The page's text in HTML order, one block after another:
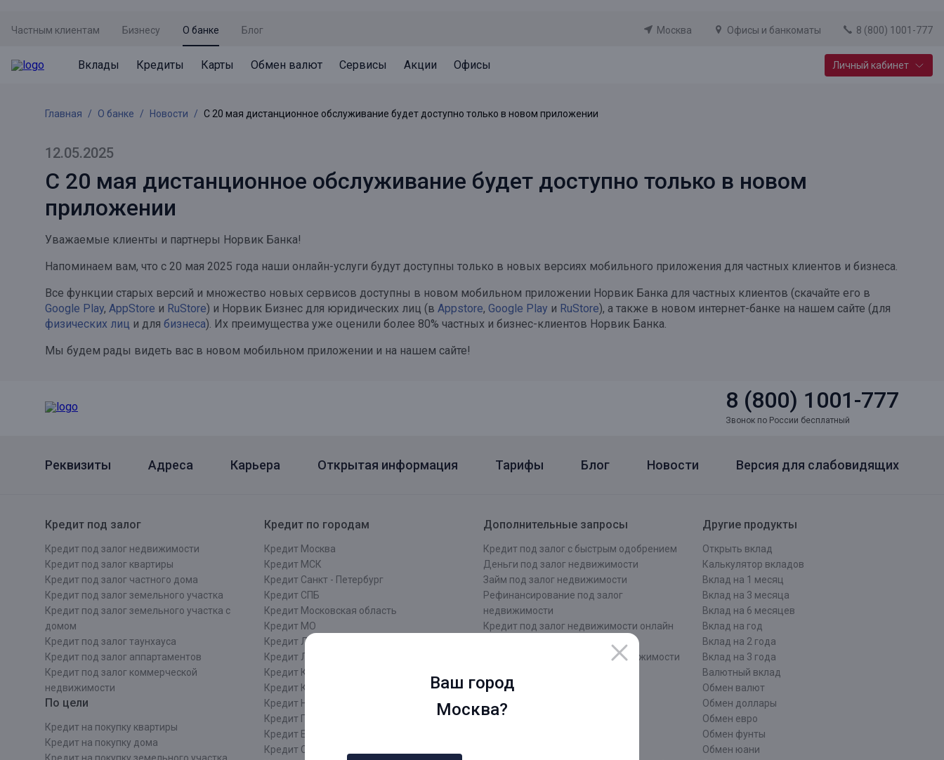
Ваш город
Москва?
Частным клиентам Бизнесу О банке Блог Москва Офисы и банкоматы 8 (800) 1001-777
Вклады
Не упусти момент
Просто вклад
Накопительный
Пенсионер
Валютный плюс
Онлайн
Система страхования вкладов
Архив вкладов
Кредиты
Кредит под залог недвижимости
Рефинансирование
Кредит на автомобиль
Кредит на строительство
Все кредиты
Привилегии для клиентов
Реструктуризация
Карты
Дебетовая карта с пакетом услуг
Премиальная карта Mir Supreme
Пенсионная карта
Все карты
Документы
Кешбэк
Обмен валют
Курсы валют
Бронирование валюты
Курсы валют ЦБ
Сервисы
Оплата кредита
Оценка недвижимости
Подбор новой недвижимости
Система быстрых платежей
Регистрация в ЕБС
Удаленная идентификация
Мобильное приложение
Акции
Акция «Приведи друга»
Акция «Ставка на бизнес»
Офисы Личный кабинет
Главная О банке Новости С 20 мая дистанционное обслуживание будет доступно только в новом приложении
12.05.2025
С 20 мая дистанционное обслуживание будет доступно только в новом
приложении
Уважаемые клиенты и партнеры Норвик Банка!
Напоминаем вам, что с 20 мая 2025 года наши онлайн-услуги будут доступны только в новых версиях мобильного приложения для частных клиентов и бизнеса.
Все функции старых версий и множество новых сервисов доступны в новом мобильном приложении Норвик Банка для частных клиентов (скачайте его в
Google Play, AppStore и RuStore) и Норвик Бизнес для юридических лиц (в Appstore, Google Play и RuStore), а также в новом интернет-банке на нашем сайте (для
физических лиц и для бизнеса). Их преимущества уже оценили более 80% частных и бизнес-клиентов Норвик Банка.
Мы будем рады видеть вас в новом мобильном приложении и на нашем сайте!
8 (800) 1001-777
Звонок по России бесплатный
Реквизиты Адреса Карьера Открытая информация Тарифы Блог Новости Версия для слабовидящих
Кредит под залог
Кредит под залог недвижимости
Кредит под залог квартиры
Кредит под залог частного дома
Кредит под залог земельного участка
Кредит под залог земельного участка с
домом
Кредит под залог таунхауса
Кредит под залог аппартаментов
Кредит под залог коммерческой
недвижимости
По цели
Кредит на покупку квартиры
Кредит на покупку дома
Кредит по городам
Кредит Москва
Кредит МСК
Кредит Санкт - Петербург
Кредит СПБ
Кредит Московская область
Кредит МО
Кредит Ленинградская область
Кредит ЛО
Кредит Киров
Кредит Кировская область
Кредит Нижний Новгород
Кредит Пермь
Кредит Екатеринбург
Кредит Сочи
Дополнительные запросы
Кредит под залог с быстрым одобрением
Деньги под залог недвижимости
Займ под залог недвижимости
Рефинансирование под залог
недвижимости
Кредит под залог недвижимости онлайн
Срочный кредит под залог недвижимости
недвижимости
Кредит под залог недвижимости
документы
Другие продукты
Открыть вклад
Калькулятор вкладов
Вклад на 1 месяц
Вклад на 3 месяца
Вклад на 6 месяцев
Вклад на год
Вклад на 2 года
Вклад на 3 года
Валютный вклад
Обмен валют
Обмен доллары
Обмен евро
Обмен фунты
Обмен юани